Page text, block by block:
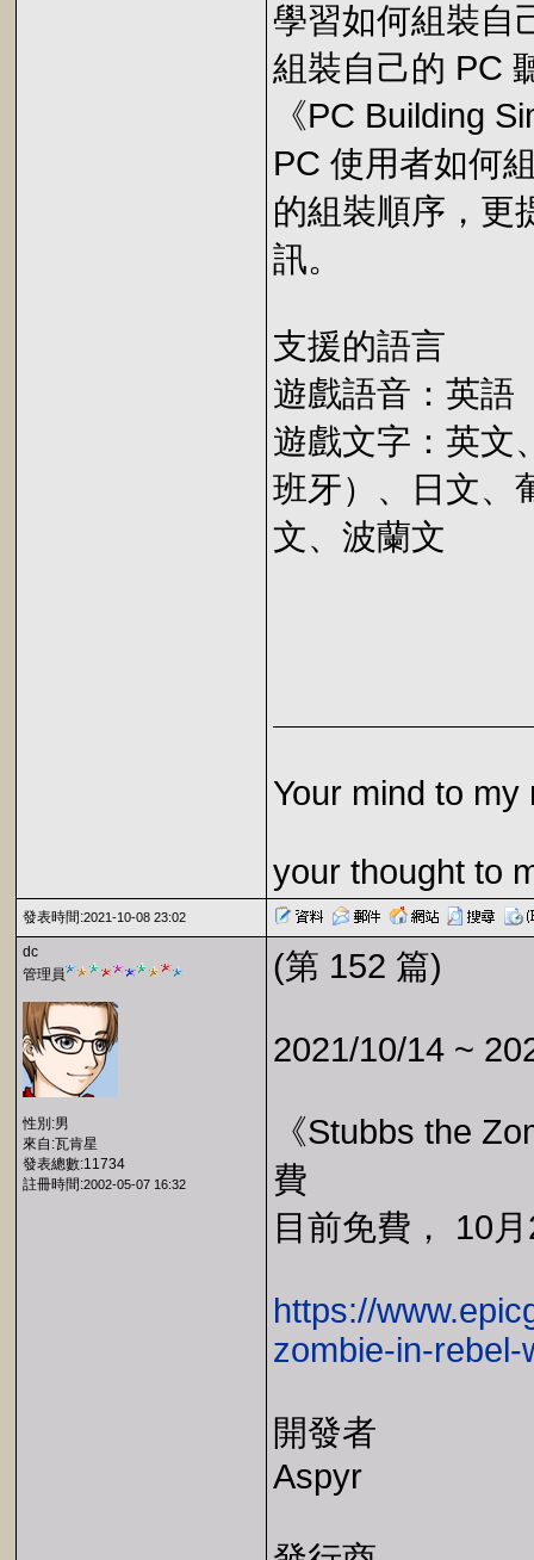
學習如何組裝自
組裝自己的 PC
《PC Building
PC 使用者如何
的組裝順序，更
訊。
支援的語言
遊戲語音：英語
遊戲文字：英文
班牙）、日文、
文、波蘭文
Your mind to my
your thought to
發表時間:2021-10-08 23:02
dc
管理員
性別:男
來自:瓦肯星
發表總數:11734
註冊時間:2002-05-07 16:32
(第 152 篇)
2021/10/14 ~
《Stubbs the
費
目前免費， 10
https://
zombie-in-
開發者
Aspyr